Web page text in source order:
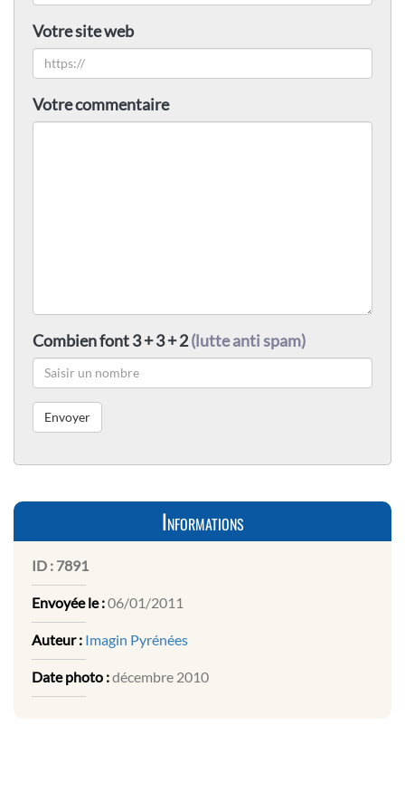
Votre site web
Votre commentaire
Combien font 3 + 3 + 2(lutte anti spam)
Informations
ID : 7891
Envoyée le :06/01/2011
Auteur : Imagin Pyrénées
Date photo :décembre 2010